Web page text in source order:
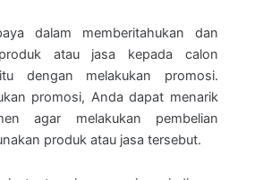
dalam memberitahukan dan
atau jasa kepada calon
dengan melakukan promosi.
promosi, Anda dapat menarik
agar melakukan pembelian
produk atau jasa tersebut.